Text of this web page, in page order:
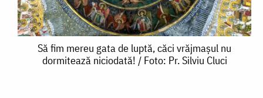
Să fim mereu gata de luptă, căci vrăjmașul nu
dormitează niciodată! / Foto: Pr. Silviu Cluci